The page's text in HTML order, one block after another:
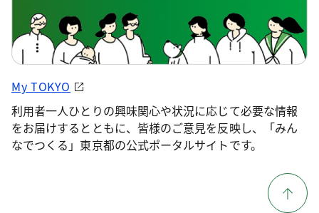
My TOKYO
利用者一人ひとりの興味関心や状況に応じて必要な情報
をお届けするとともに、皆様のご意見を反映し、「みん
なでつくる」東京都の公式ポータルサイトです。